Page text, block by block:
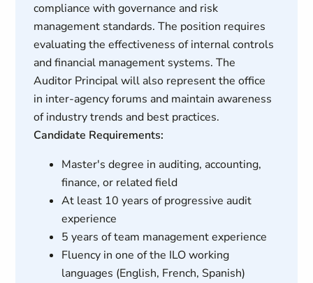
compliance with governance and risk
management standards. The position requires
evaluating the effectiveness of internal controls
and financial management systems. The
Auditor Principal will also represent the office
in inter-agency forums and maintain awareness
of industry trends and best practices.
Candidate Requirements:
Master's degree in auditing, accounting,
finance, or related field
At least 10 years of progressive audit
experience
5 years of team management experience
Fluency in one of the ILO working
languages (English, French, Spanish)